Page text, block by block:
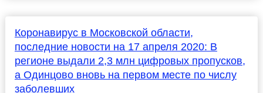
Коронавирус в Московской области,
последние новости на 17 апреля 2020: В
регионе выдали 2,3 млн цифровых пропусков,
а Одинцово вновь на первом месте по числу
заболевших